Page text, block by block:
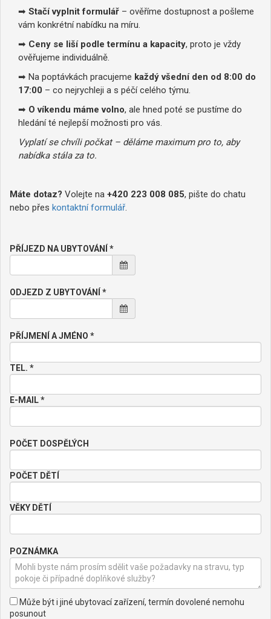
➡ Stačí vyplnit formulář – ověříme dostupnost a pošleme
vám konkrétní nabídku na míru.
➡ Ceny se liší podle termínu a kapacity, proto je vždy
ověřujeme individuálně.
➡ Na poptávkách pracujeme každý všední den od 8:00 do
17:00 – co nejrychleji a s péčí celého týmu.
➡ O víkendu máme volno, ale hned poté se pustíme do
hledání té nejlepší možnosti pro vás.
Vyplatí se chvíli počkat – děláme maximum pro to, aby
nabídka stála za to.
Máte dotaz? Volejte na +420 223 008 085, pište do chatu
nebo přes kontaktní formulář.
PŘÍJEZD NA UBYTOVÁNÍ *
ODJEZD Z UBYTOVÁNÍ *
PŘÍJMENÍ A JMÉNO *
TEL. *
E-MAIL *
POČET DOSPĚLÝCH
POČET DĚTÍ
VĚKY DĚTÍ
POZNÁMKA
Může být i jiné ubytovací zařízení, termín dovolené nemohu
posunout